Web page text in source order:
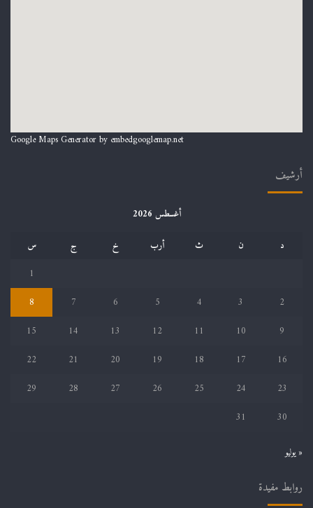
Google Maps Generator by embedgooglemap.net
أرشيف
أغسطس 2026
د
ن ث أرب خ ج
س
1
2
3
4
5
6
7
8
9
10
11
12
13
14
15
16
17
18
19
20
21
22
23
24
25
26
27
28
29
30
31
« يوليو
روابط مفيدة